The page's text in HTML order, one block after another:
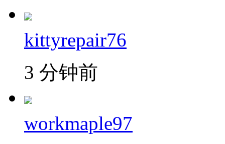
kittyrepair76
3 分钟前
workmaple97